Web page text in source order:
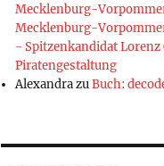
Mecklenburg-
Mecklenburg-
- Spitzenkandidat Lorenz
Piratengestaltung
AlexandrazuBuch: